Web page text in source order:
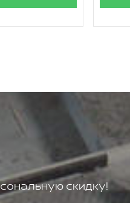
скидку!